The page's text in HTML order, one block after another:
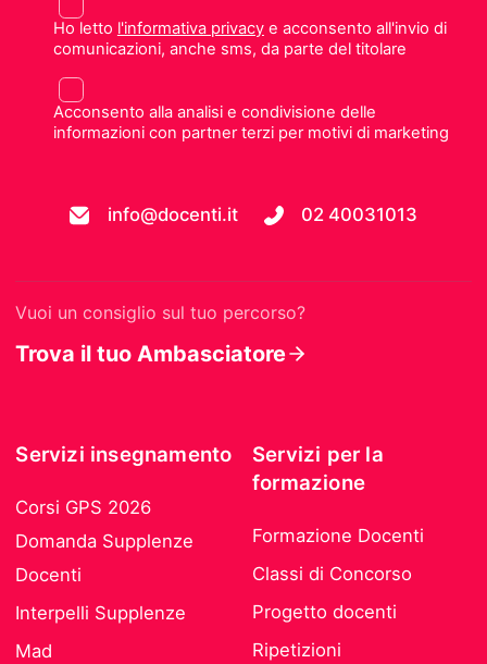
Ho letto l'informativa privacye acconsento all'invio di
comunicazioni, anche sms, da parte del titolare
Acconsento alla analisi e condivisione delle
informazioni con partner terzi per motivi di marketing
info@docenti.it 02 40031013
Vuoi un consiglio sul tuo percorso?
Trova il tuo Ambasciatore
Servizi insegnamento
Corsi GPS 2026
Domanda Supplenze
Docenti
Interpelli Supplenze
Mad
Servizi per la
formazione
Formazione Docenti
Classi di Concorso
Progetto docenti
Ripetizioni